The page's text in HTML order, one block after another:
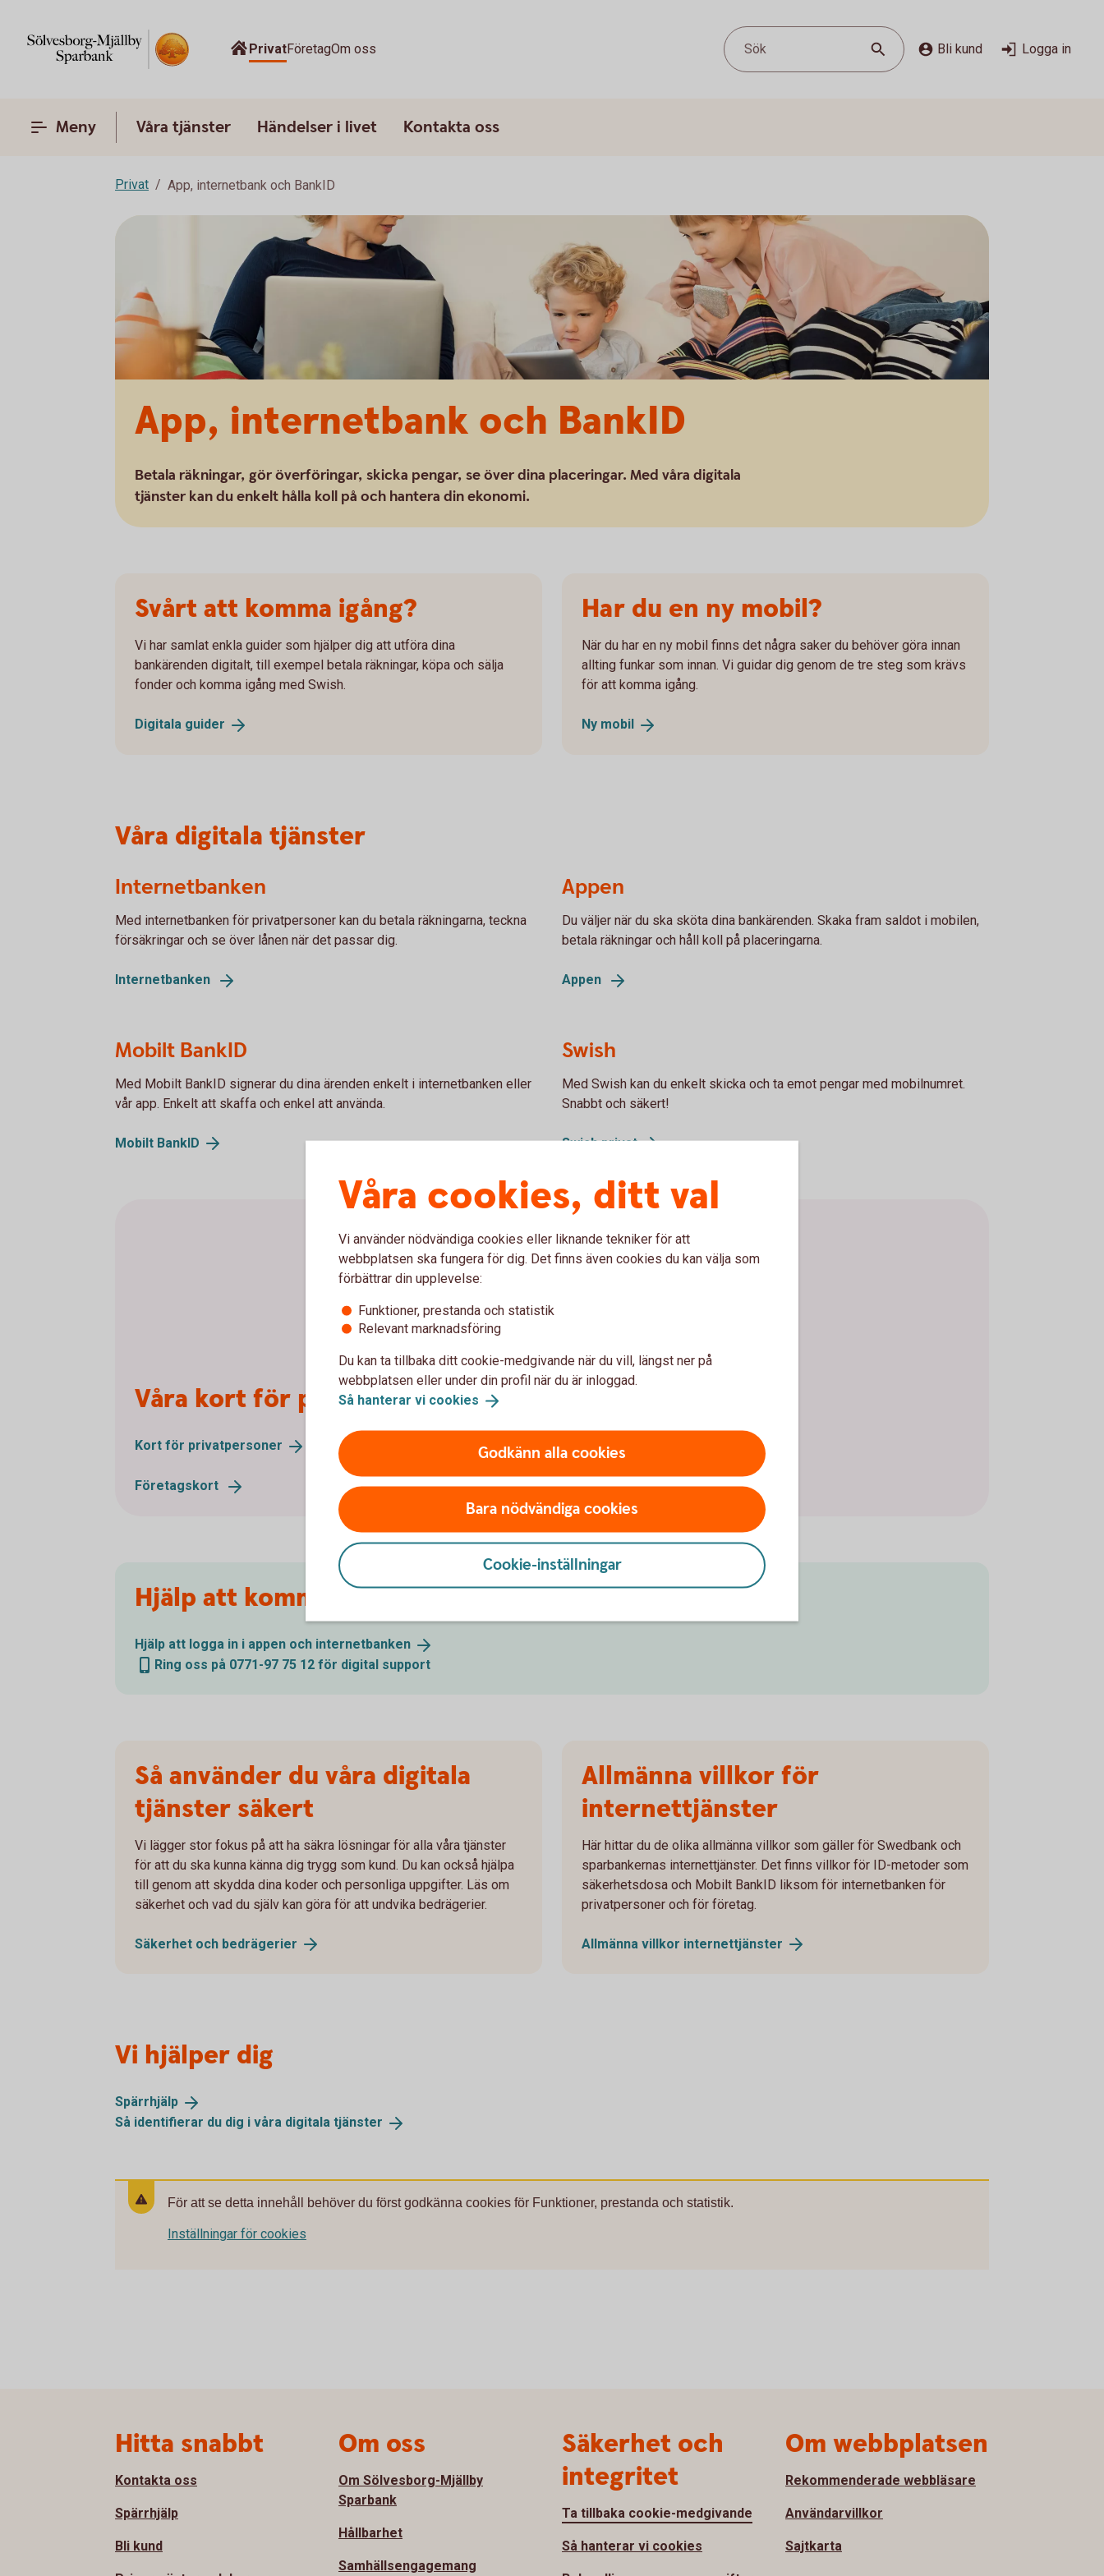
PrivatFöretagOm oss Sök Bli kund Logga in
Meny Våra tjänster Händelser i livet Kontakta oss
Privat App, internetbank och BankID
App, internetbank och BankID
Betala räkningar, gör överföringar, skicka pengar, se över dina placeringar. Med våra digitala
tjänster kan du enkelt hålla koll på och hantera din ekonomi.
Svårt att komma igång?
Vi har samlat enkla guider som hjälper dig att utföra dina
bankärenden digitalt, till exempel betala räkningar, köpa och sälja
fonder och komma igång med Swish.
Digitala guider
Har du en ny mobil?
När du har en ny mobil finns det några saker du behöver göra innan
allting funkar som innan. Vi guidar dig genom de tre steg som krävs
för att komma igång.
Ny mobil
Våra digitala tjänster
Internetbanken
Med internetbanken för privatpersoner kan du betala räkningarna, teckna
försäkringar och se över lånen när det passar dig.
Internetbanken
Mobilt BankID
Med Mobilt BankID signerar du dina ärenden enkelt i internetbanken eller
vår app. Enkelt att skaffa och enkel att använda.
Mobilt BankID
Appen
Du väljer när du ska sköta dina bankärenden. Skaka fram saldot i mobilen,
betala räkningar och håll koll på placeringarna.
Appen
Swish
Med Swish kan du enkelt skicka och ta emot pengar med mobilnumret.
Snabbt och säkert!
Swishprivat
Våra kort för privatpersoner och företag
Kort för privatpersoner
Företagskort
Hjälp att komma igång?
Hjälp att logga in i appen och internetbanken
Ring oss på 0771-97 75 12 för digital support
Så använder du våra digitala
tjänster säkert
Vi lägger stor fokus på att ha säkra lösningar för alla våra tjänster
för att du ska kunna känna dig trygg som kund. Du kan också hjälpa
till genom att skydda dina koder och personliga uppgifter. Läs om
säkerhet och vad du själv kan göra för att undvika bedrägerier.
Säkerhet och bedrägerier
Allmänna villkor för
internettjänster
Här hittar du de olika allmänna villkor som gäller för Swedbank och
sparbankernas internettjänster. Det finns villkor för ID-metoder som
säkerhetsdosa och Mobilt BankID liksom för internetbanken för
privatpersoner och för företag.
Allmänna villkor internettjänster
Vi hjälper dig
Spärrhjälp
Så identifierar du dig i våra digitala tjänster
För att se detta innehåll behöver du först godkänna cookies för Funktioner, prestanda och statistik.
Inställningar för cookies
Våra cookies, ditt val
Vi använder nödvändiga cookies eller liknande tekniker för att
webbplatsen ska fungera för dig. Det finns även cookies du kan välja som
förbättrar din upplevelse:
Funktioner, prestanda och statistik
Relevant marknadsföring
Du kan ta tillbaka ditt cookie-medgivande när du vill, längst ner på
webbplatsen eller under din profil när du är inloggad.
Så hanterar vi cookies
Godkänn alla cookies
Bara nödvändiga cookies
Cookie-inställningar
Hitta snabbt
Kontakta oss
Spärrhjälp
Bli kund
Om oss
Om Sölvesborg-Mjällby
Sparbank
Hållbarhet
Samhällsengagemang
Säkerhet och
integritet
Ta tillbaka cookie-medgivande
Så hanterar vi cookies
Om webbplatsen
Rekommenderade webbläsare
Användarvillkor
Sajtkarta